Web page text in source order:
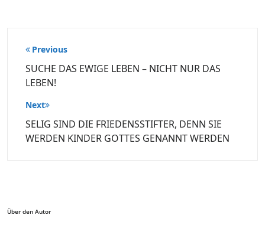
Beitragsnavigation
Previous
SUCHE DAS EWIGE LEBEN – NICHT NUR DAS
LEBEN!
Next
SELIG SIND DIE FRIEDENSSTIFTER, DENN SIE
WERDEN KINDER GOTTES GENANNT WERDEN
Über den Autor